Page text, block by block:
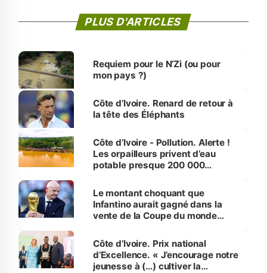
PLUS D'ARTICLES
Requiem pour le N’Zi (ou pour
mon pays ?)
Côte d’Ivoire. Renard de retour à
la tête des Éléphants
Côte d’Ivoire - Pollution. Alerte !
Les orpailleurs privent d’eau
potable presque 200 000
Le montant choquant que
Infantino aurait gagné dans la
vente de la Coupe du monde
Côte d’Ivoire. Prix national
d’Excellence. « J’encourage notre
jeunesse à (…) cultiver la